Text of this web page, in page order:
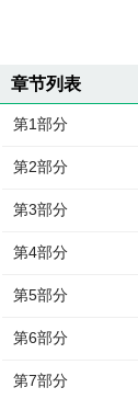
章节列表
第1部分
第2部分
第3部分
第4部分
第5部分
第6部分
第7部分